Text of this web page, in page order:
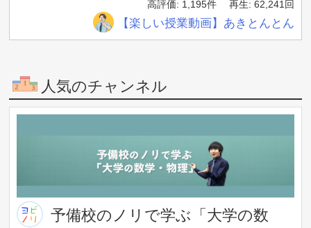
再生: 62,241回
高評価: 1,195件
【楽しい授業動画】あきとんとん
人気のチャンネル
予備校のノリで学ぶ「大学の数